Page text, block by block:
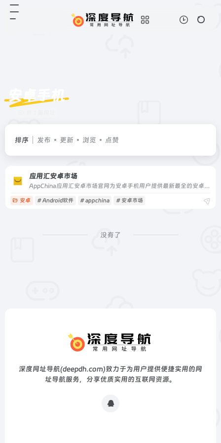
安卓手机
排序 发布 更新 浏览 点赞
应用汇安卓市场
AppChina应用汇安卓市场官网为安卓手机用户提供最新最全的安卓软件,安卓游戏下载资源,让安卓手机应用,安卓手机游戏丰富多彩,AppChina应用汇是安卓网上最贴心的Android软件应用商店。
安卓 # Android软件 # appchina # 安卓市场
没有了
深度网址导航(deepdh.com)致力于为用户提供便捷实用的网
址导航服务，分享优质实用的互联网资源。